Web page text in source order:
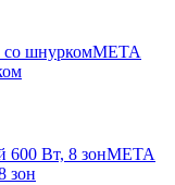
МЕТА
МЕТА
зон